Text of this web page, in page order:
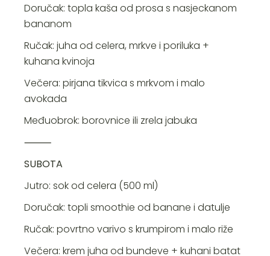
Doručak: topla kaša od prosa s nasjeckanom
bananom
Ručak: juha od celera, mrkve i poriluka +
kuhana kvinoja
Večera: pirjana tikvica s mrkvom i malo
avokada
Međuobrok: borovnice ili zrela jabuka
⸻
SUBOTA
Jutro: sok od celera (500 ml)
Doručak: topli smoothie od banane i datulje
Ručak: povrtno varivo s krumpirom i malo riže
Večera: krem juha od bundeve + kuhani batat